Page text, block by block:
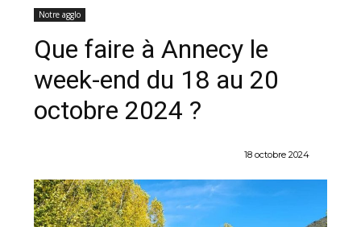
Notre agglo
Que faire à Annecy le
week-end du 18 au 20
octobre 2024 ?
18 octobre 2024